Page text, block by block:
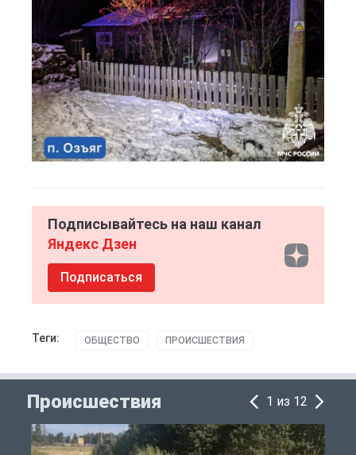
Подписывайтесь на наш канал
Яндекс Дзен
Подписаться
Теги: ОБЩЕСТВО ПРОИСШЕСТВИЯ
Происшествия 1 из 12